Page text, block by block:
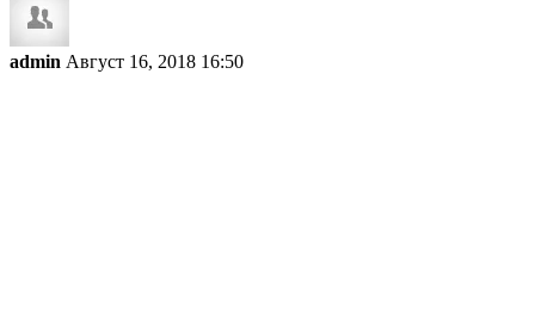
admin Август 16, 2018 16:50